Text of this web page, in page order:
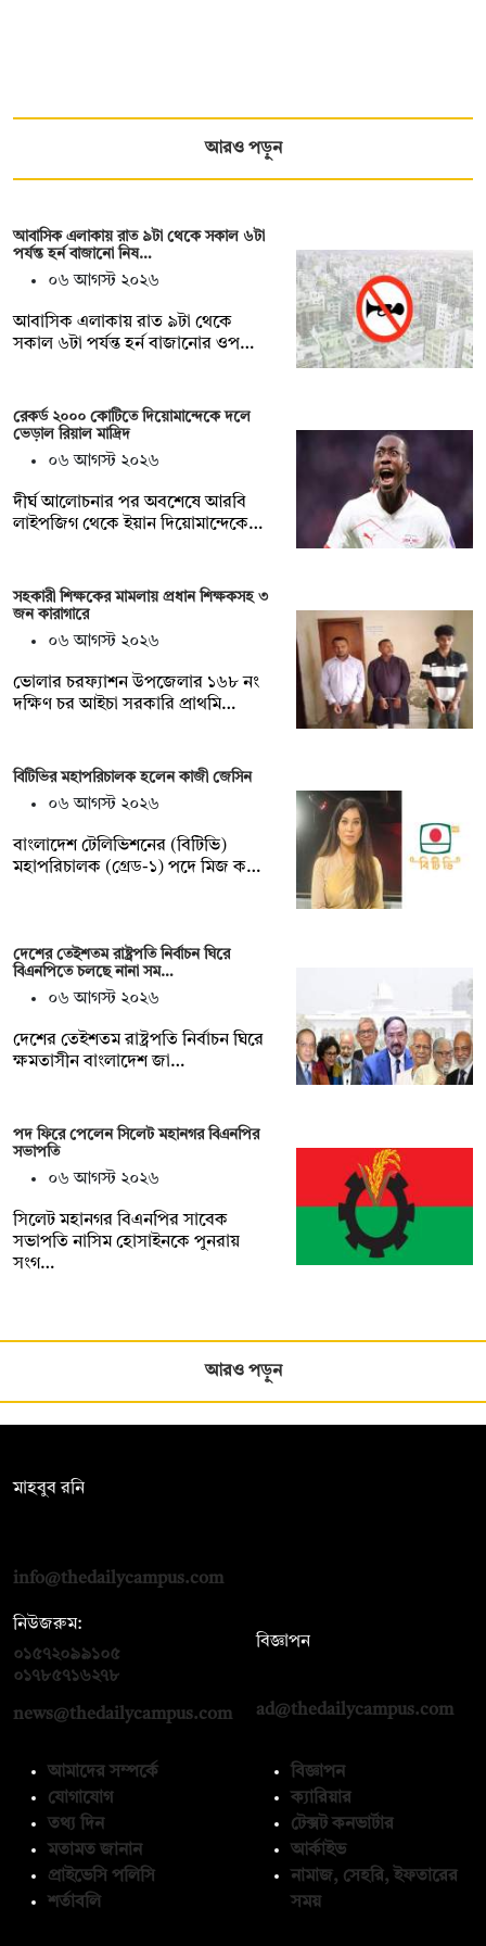
আরও পড়ুন
আবাসিক এলাকায় রাত ৯টা থেকে সকাল ৬টা
পর্যন্ত হর্ন বাজানো নিষ…
০৬ আগস্ট ২০২৬
আবাসিক এলাকায় রাত ৯টা থেকে
সকাল ৬টা পর্যন্ত হর্ন বাজানোর ওপ…
রেকর্ড ২০০০ কোটিতে দিয়োমান্দেকে দলে
ভেড়াল রিয়াল মাদ্রিদ
০৬ আগস্ট ২০২৬
দীর্ঘ আলোচনার পর অবশেষে আরবি
লাইপজিগ থেকে ইয়ান দিয়োমান্দেকে…
সহকারী শিক্ষকের মামলায় প্রধান শিক্ষকসহ ৩
জন কারাগারে
০৬ আগস্ট ২০২৬
ভোলার চরফ্যাশন উপজেলার ১৬৮ নং
দক্ষিণ চর আইচা সরকারি প্রাথমি…
বিটিভির মহাপরিচালক হলেন কাজী জেসিন
০৬ আগস্ট ২০২৬
বাংলাদেশ টেলিভিশনের (বিটিভি)
মহাপরিচালক (গ্রেড-১) পদে মিজ ক…
দেশের তেইশতম রাষ্ট্রপতি নির্বাচন ঘিরে
বিএনপিতে চলছে নানা সম…
০৬ আগস্ট ২০২৬
দেশের তেইশতম রাষ্ট্রপতি নির্বাচন ঘিরে
ক্ষমতাসীন বাংলাদেশ জা…
পদ ফিরে পেলেন সিলেট মহানগর বিএনপির
সভাপতি
০৬ আগস্ট ২০২৬
সিলেট মহানগর বিএনপির সাবেক
সভাপতি নাসিম হোসাইনকে পুনরায়
সংগ…
আরও পড়ুন
মাহবুব রনি
info@thedailycampus.com
নিউজরুম:
০১৫৭২০৯৯১০৫
০১৭৮৫৭১৬২৭৮
news@thedailycampus.com
বিজ্ঞাপন
ad@thedailycampus.com
আমাদের সম্পর্কে
যোগাযোগ
তথ্য দিন
মতামত জানান
প্রাইভেসি পলিসি
শর্তাবলি
বিজ্ঞাপন
ক্যারিয়ার
টেক্সট কনভার্টার
আর্কাইভ
নামাজ, সেহরি, ইফতারের
সময়